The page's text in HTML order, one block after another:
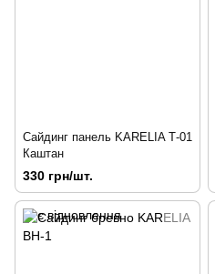
Сайдинг панель KARELIA Т-01
Каштан
330 грн/шт.